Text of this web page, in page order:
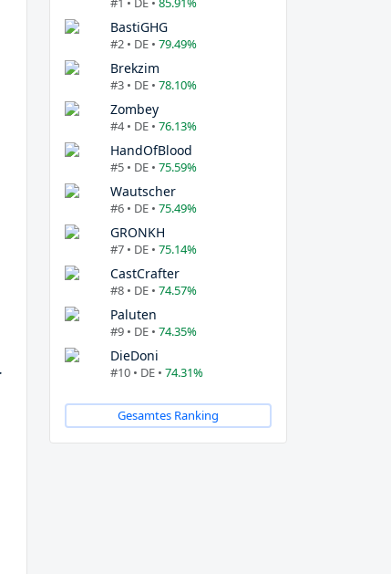
BastiGHG
#2 • DE • 79.49%
Brekzim
#3 • DE • 78.10%
Zombey
#4 • DE • 76.13%
HandOfBlood
#5 • DE • 75.59%
Wautscher
#6 • DE • 75.49%
GRONKH
#7 • DE • 75.14%
CastCrafter
#8 • DE • 74.57%
Paluten
#9 • DE • 74.35%
DieDoni
#10 • DE • 74.31%
Gesamtes Ranking